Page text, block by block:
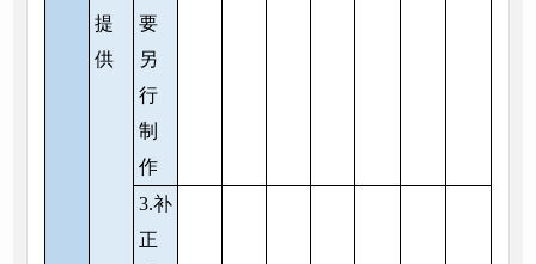
提
供
要
另
行
制
作
3.补
正